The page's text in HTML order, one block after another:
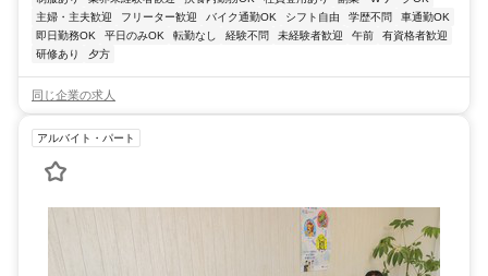
主婦・主夫歓迎
フリーター歓迎 バイク通勤OK シフト自由 学歴不問
車通勤OK
即日勤務OK
平日のみOK 転勤なし 経験不問 未経験者歓迎 午前
有資格者歓迎
研修あり
夕方
同じ企業の求人
アルバイト・パート